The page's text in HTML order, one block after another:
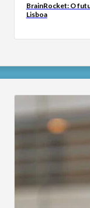
BrainRocket: O
Lisboa